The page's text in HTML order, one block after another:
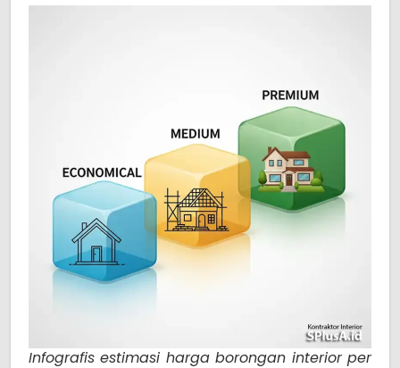
Infografis estimasi harga borongan interior per